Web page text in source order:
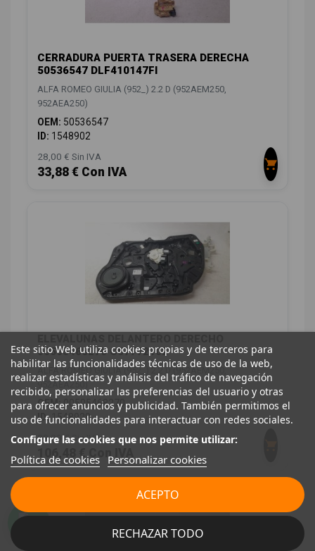
CERRADURA PUERTA TRASERA DERECHA
50536547 DLF410147FI
ALFA ROMEO GIULIA (952_) 2.2 D (952AEM250,
952AEA250)
OEM: 50536547
ID: 1548902
28,00 € Sin IVA
33,88 € Con IVA
00505468270 C57772102
ALFA ROMEO GIULIA (952_) 2.2 D (952AEM250,
952AEA250)
OEM:00505468270
ID:1548928
88,00 € Sin IVA
106,48 € Con IVA
Este sitio Web utiliza cookies propias y de terceros para
habilitar las funcionalidades técnicas de uso de la web,
realizar estadísticas y análisis del tráfico de navegación
recibido, personalizar las preferencias del usuario y otras
para ofrecer anuncios y publicidad. También permitimos el
uso de funcionalidades para interactuar con redes sociales.
Configure las cookies que nos permite utilizar:
Política de cookies Personalizar cookies
RECHAZAR TODO
ACEPTO